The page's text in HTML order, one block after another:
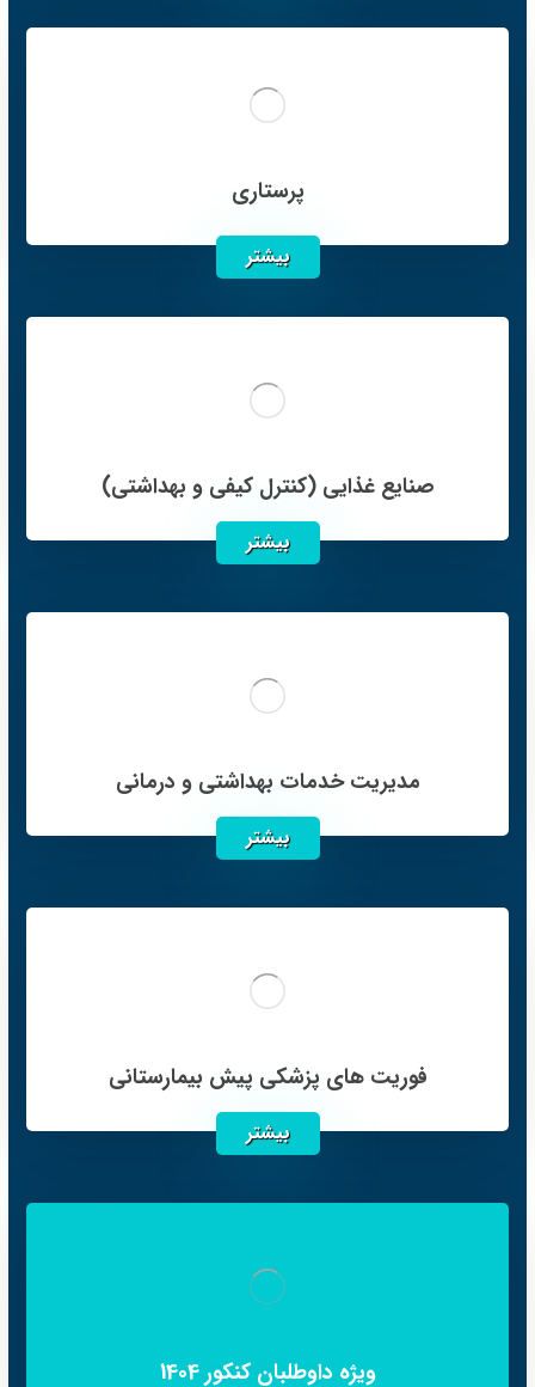
پرستاری
بیشتر
صنایع غذایی (کنترل کیفی و بهداشتی)
بیشتر
مدیریت خدمات بهداشتی و درمانی
بیشتر
فوریت های پزشکی پیش بیمارستانی
بیشتر
ویژه داوطلبان کنکور 1404